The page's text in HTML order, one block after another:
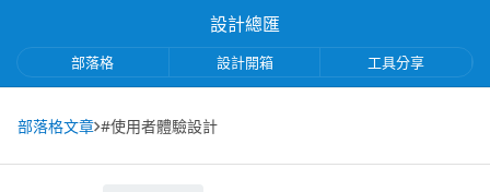
設計總匯
部落格 設計開箱 工具分享
部落格文章 #使用者體驗設計